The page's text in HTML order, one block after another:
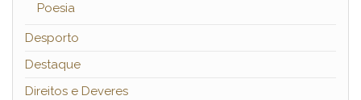
Poesia
Desporto
Destaque
Direitos e Deveres